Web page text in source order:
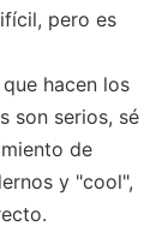
pero es
hacen los
son serios, sé
de
y "cool",